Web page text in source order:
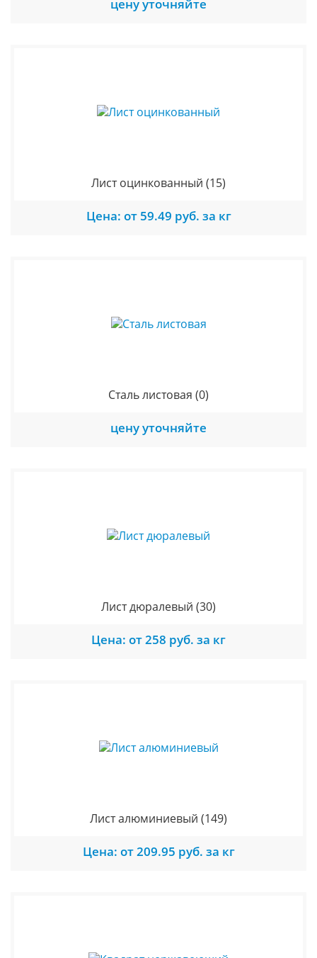
цену уточняйте
Лист оцинкованный (15)
Цена: от 59.49 руб. за кг
Сталь листовая (0)
цену уточняйте
Лист дюралевый (30)
Цена: от 258 руб. за кг
Лист алюминиевый (149)
Цена: от 209.95 руб. за кг